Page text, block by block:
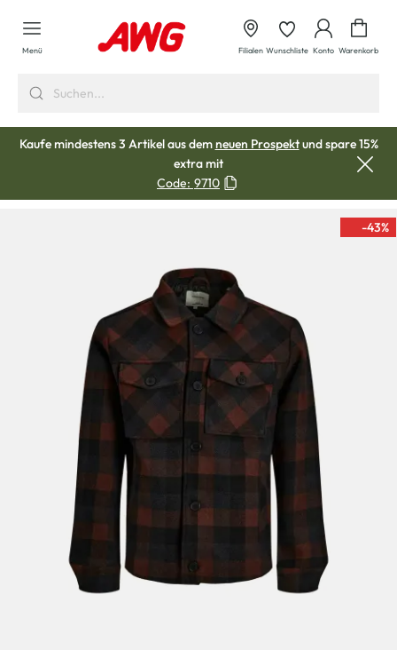
springen
Menü Filialen Wunschliste Konto Warenkorb
Kaufe mindestens 3 Artikel aus demneuen Prospektund spare 15%
extra mit
Code: 9710
-43%